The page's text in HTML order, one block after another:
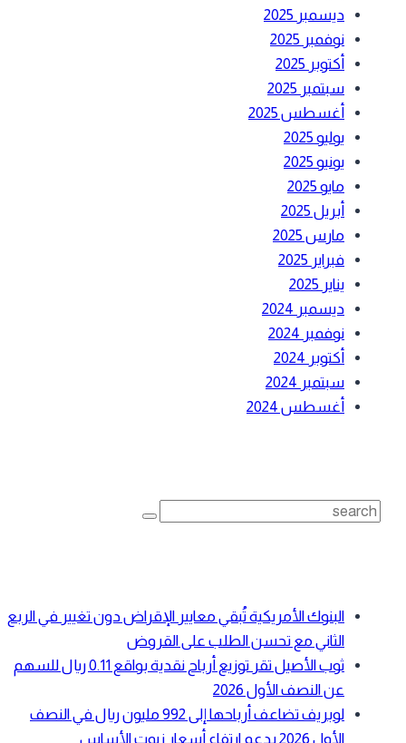
ديسمبر 2025
نوفمبر 2025
أكتوبر 2025
سبتمبر 2025
أغسطس 2025
يوليو 2025
يونيو 2025
مايو 2025
أبريل 2025
مارس 2025
فبراير 2025
يناير 2025
ديسمبر 2024
نوفمبر 2024
أكتوبر 2024
سبتمبر 2024
أغسطس 2024
Search
البنوك الأمريكية تُبقي معايير الإقراض دون تغيير في الربع
الثاني مع تحسن الطلب على القروض
ثوب الأصيل تقر توزيع أرباح نقدية بواقع 0.11 ريال للسهم
عن النصف الأول 2026
لوبريف تضاعف أرباحها إلى 992 مليون ريال في النصف
الأول 2026 بدعم ارتفاع أسعار زيوت الأساس